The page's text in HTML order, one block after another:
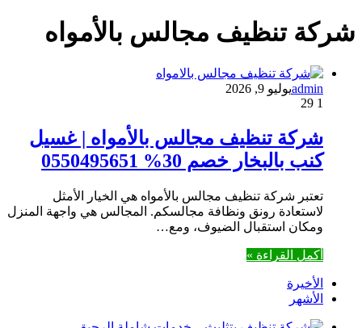
شركة تنظيف مجالس بالأمواه
adminيوليو 9, 2026
1
شركة تنظيف مجالس بالأمواه | غسيل
كنب بالبخار خصم 30% 0550495651
تعتبر شركة تنظيف مجالس بالأمواه هي الخيار الأمثل
لاستعادة رونق ونظافة مجالسكم. المجالس هي واجهة المنزل
ومكان استقبال الضيوف، ومع…
أكمل القراءة »
الأخيرة
الأشهر